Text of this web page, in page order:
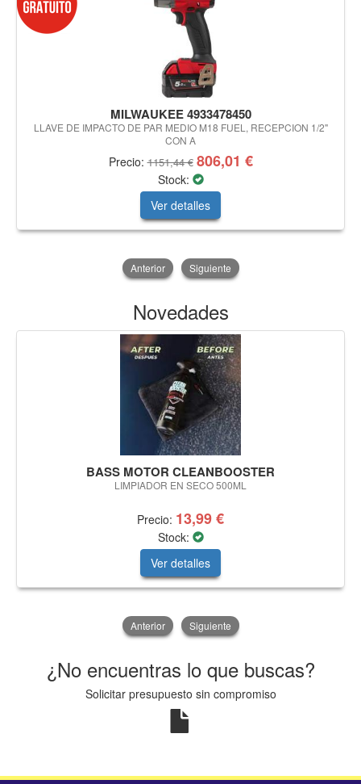
MILWAUKEE 4933478450
LLAVE DE IMPACTO DE PAR MEDIO M18 FUEL, RECEPCION 1/2"
CON A
Precio:1151,44 € 806,01 €
Stock:
Ver detalles
Anterior Siguiente
Novedades
BASS MOTOR CLEANBOOSTER
LIMPIADOR EN SECO 500ML
Precio: 13,99 €
Stock:
Ver detalles
Anterior Siguiente
¿No encuentras lo que buscas?
Solicitar presupuesto sin compromiso